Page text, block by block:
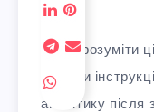
Щоб зрозуміти
гортати
аналітику після